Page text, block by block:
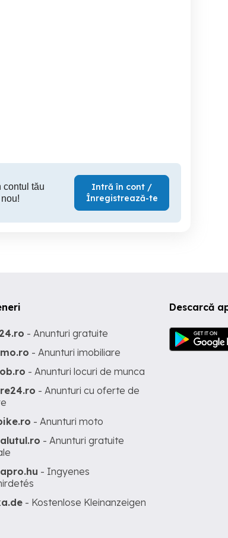
contul tău
Intră în cont /
Înregistrează-te
Descarcă
- Anunturi gratuite
- Anunturi imobiliare
- Anunturi locuri de munca
- Anunturi cu oferte de
- Anunturi moto
- Anunturi gratuite
- Ingyenes
- Kostenlose Kleinanzeigen